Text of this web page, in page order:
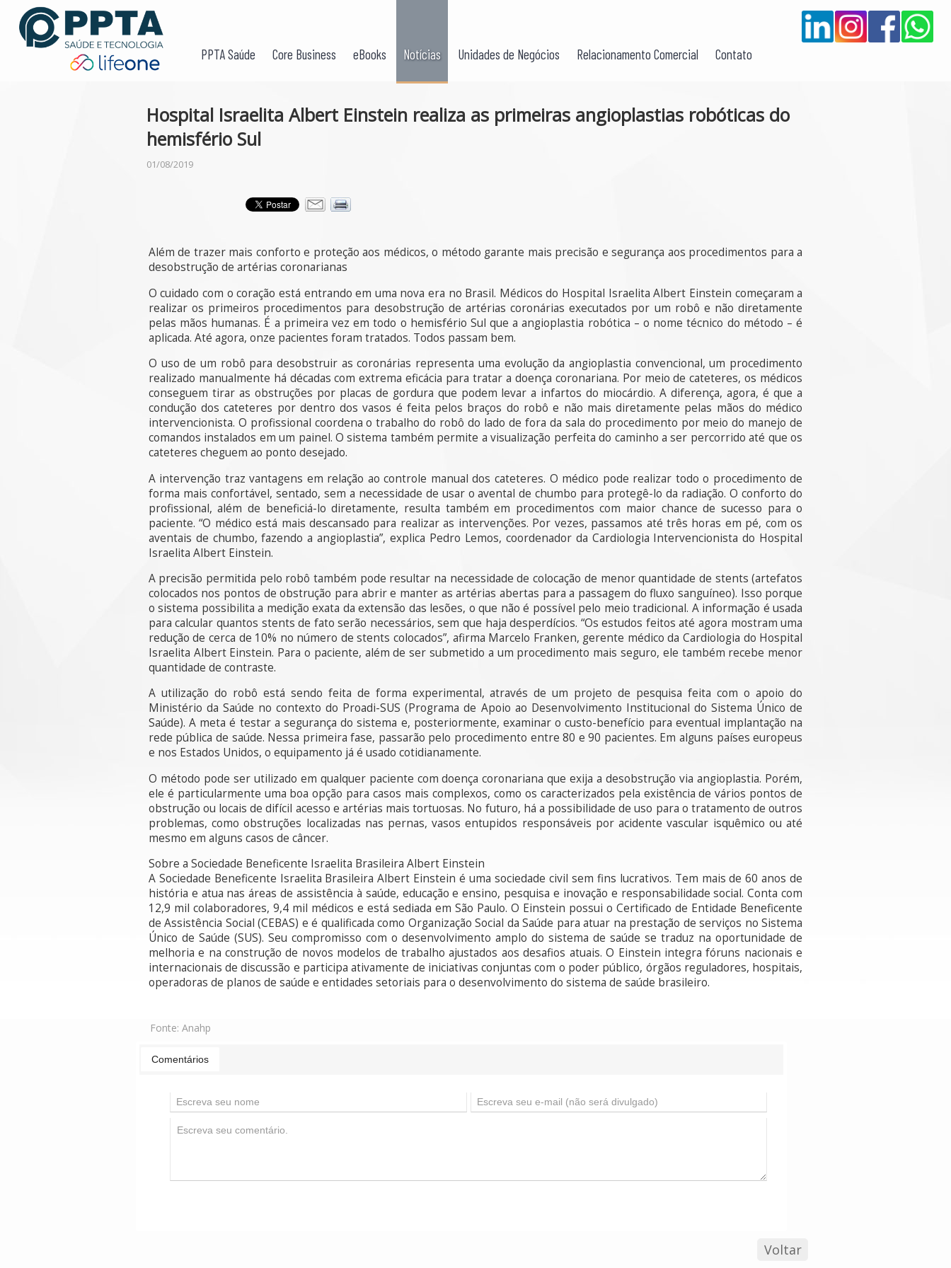
PPTA Saúde Core Business eBooks Notícias Unidades de Negócios Relacionamento Comercial Contato
Hospital Israelita Albert Einstein realiza as primeiras angioplastias robóticas do
hemisfério Sul
01/08/2019
Além de trazer mais conforto e proteção aos médicos, o método garante mais precisão e segurança aos procedimentos para a
desobstrução de artérias coronarianas
O cuidado com o coração está entrando em uma nova era no Brasil. Médicos do Hospital Israelita Albert Einstein começaram a
realizar os primeiros procedimentos para desobstrução de artérias coronárias executados por um robô e não diretamente
pelas mãos humanas. É a primeira vez em todo o hemisfério Sul que a angioplastia robótica – o nome técnico do método – é
aplicada. Até agora, onze pacientes foram tratados. Todos passam bem.
O uso de um robô para desobstruir as coronárias representa uma evolução da angioplastia convencional, um procedimento
realizado manualmente há décadas com extrema eficácia para tratar a doença coronariana. Por meio de cateteres, os médicos
conseguem tirar as obstruções por placas de gordura que podem levar a infartos do miocárdio. A diferença, agora, é que a
condução dos cateteres por dentro dos vasos é feita pelos braços do robô e não mais diretamente pelas mãos do médico
intervencionista. O profissional coordena o trabalho do robô do lado de fora da sala do procedimento por meio do manejo de
comandos instalados em um painel. O sistema também permite a visualização perfeita do caminho a ser percorrido até que os
cateteres cheguem ao ponto desejado.
A intervenção traz vantagens em relação ao controle manual dos cateteres. O médico pode realizar todo o procedimento de
forma mais confortável, sentado, sem a necessidade de usar o avental de chumbo para protegê-lo da radiação. O conforto do
profissional, além de beneficiá-lo diretamente, resulta também em procedimentos com maior chance de sucesso para o
paciente. “O médico está mais descansado para realizar as intervenções. Por vezes, passamos até três horas em pé, com os
aventais de chumbo, fazendo a angioplastia”, explica Pedro Lemos, coordenador da Cardiologia Intervencionista do Hospital
Israelita Albert Einstein.
A precisão permitida pelo robô também pode resultar na necessidade de colocação de menor quantidade de stents (artefatos
colocados nos pontos de obstrução para abrir e manter as artérias abertas para a passagem do fluxo sanguíneo). Isso porque
o sistema possibilita a medição exata da extensão das lesões, o que não é possível pelo meio tradicional. A informação é usada
para calcular quantos stents de fato serão necessários, sem que haja desperdícios. “Os estudos feitos até agora mostram uma
redução de cerca de 10% no número de stents colocados”, afirma Marcelo Franken, gerente médico da Cardiologia do Hospital
Israelita Albert Einstein. Para o paciente, além de ser submetido a um procedimento mais seguro, ele também recebe menor
quantidade de contraste.
A utilização do robô está sendo feita de forma experimental, através de um projeto de pesquisa feita com o apoio do
Ministério da Saúde no contexto do Proadi-SUS (Programa de Apoio ao Desenvolvimento Institucional do Sistema Único de
Saúde). A meta é testar a segurança do sistema e, posteriormente, examinar o custo-benefício para eventual implantação na
rede pública de saúde. Nessa primeira fase, passarão pelo procedimento entre 80 e 90 pacientes. Em alguns países europeus
e nos Estados Unidos, o equipamento já é usado cotidianamente.
O método pode ser utilizado em qualquer paciente com doença coronariana que exija a desobstrução via angioplastia. Porém,
ele é particularmente uma boa opção para casos mais complexos, como os caracterizados pela existência de vários pontos de
obstrução ou locais de difícil acesso e artérias mais tortuosas. No futuro, há a possibilidade de uso para o tratamento de outros
problemas, como obstruções localizadas nas pernas, vasos entupidos responsáveis por acidente vascular isquêmico ou até
mesmo em alguns casos de câncer.
Sobre a Sociedade Beneficente Israelita Brasileira Albert Einstein
A Sociedade Beneficente Israelita Brasileira Albert Einstein é uma sociedade civil sem fins lucrativos. Tem mais de 60 anos de
história e atua nas áreas de assistência à saúde, educação e ensino, pesquisa e inovação e responsabilidade social. Conta com
12,9 mil colaboradores, 9,4 mil médicos e está sediada em São Paulo. O Einstein possui o Certificado de Entidade Beneficente
de Assistência Social (CEBAS) e é qualificada como Organização Social da Saúde para atuar na prestação de serviços no Sistema
Único de Saúde (SUS). Seu compromisso com o desenvolvimento amplo do sistema de saúde se traduz na oportunidade de
melhoria e na construção de novos modelos de trabalho ajustados aos desafios atuais. O Einstein integra fóruns nacionais e
internacionais de discussão e participa ativamente de iniciativas conjuntas com o poder público, órgãos reguladores, hospitais,
operadoras de planos de saúde e entidades setoriais para o desenvolvimento do sistema de saúde brasileiro.
Fonte: Anahp
Comentários
Voltar